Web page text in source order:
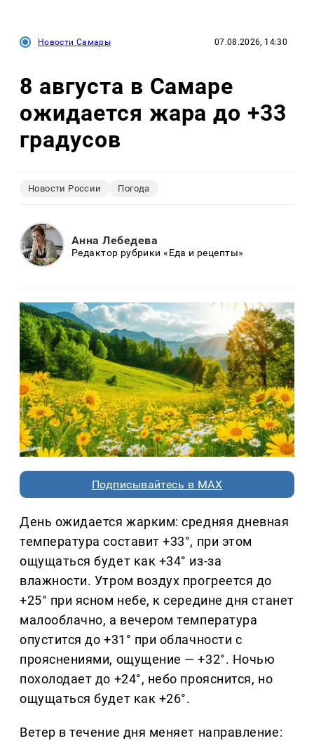
Новости Самары 07.08.2026, 14:30
8 августа в Самаре
ожидается жара до +33
градусов
Новости России Погода
Анна Лебедева
Редактор рубрики «Еда и рецепты»
Подписывайтесь в MAX
День ожидается жарким: средняя дневная
температура составит +33°, при этом
ощущаться будет как +34° из-за
влажности. Утром воздух прогреется до
+25° при ясном небе, к середине дня станет
малооблачно, а вечером температура
опустится до +31° при облачности с
прояснениями, ощущение — +32°. Ночью
похолодает до +24°, небо прояснится, но
ощущаться будет как +26°.
Ветер в течение дня меняет направление: